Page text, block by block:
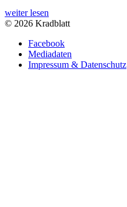
weiter lesen
© 2026 Kradblatt
Facebook
Mediadaten
Impressum & Datenschutz